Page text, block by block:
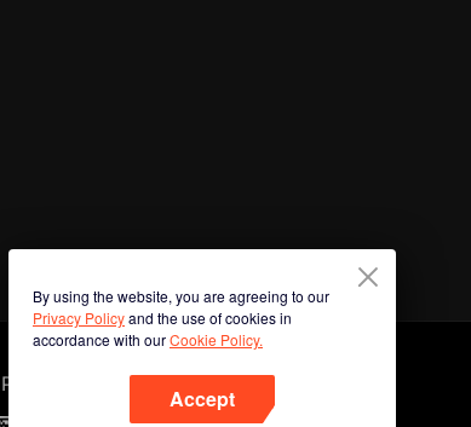
By using the website, you are agreeing to our
Privacy Policyand the use of cookies in
accordance with ourCookie Policy.
Accept
Phone